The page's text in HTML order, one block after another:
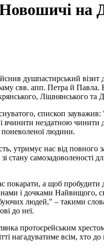
на
душпастирський
свв. апп. Петра й
Лішнянського
єпископ
вчинити нездатною
поневоленої людини.
утримує нас від
самозадоволеності
покарати, а щоб
і дочками Найвищого,
людей," – такими
до неї.
протоєрейським
нагадуватиме всім, хто